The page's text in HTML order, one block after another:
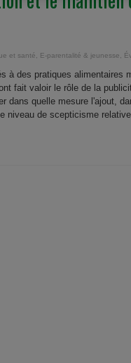
et santé E-parentalité & jeunesse
à des pratiques alimentaires
fait valoir le rôle de la
dans quelle mesure l'ajout,
niveau de scepticisme